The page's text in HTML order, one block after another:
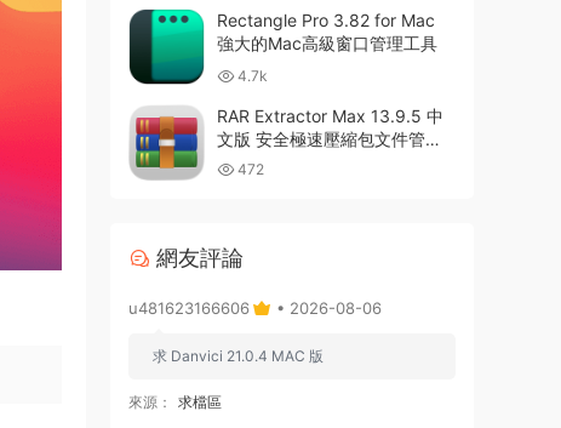
Rectangle Pro 3.82 for Mac
強大的Mac高級窗口管理工具
4.7k
RAR Extractor Max 13.9.5 中
文版 安全極速壓縮包文件管理
器 472
網友評論
u481623166606 • 2026-08-06
求 Danvici 21.0.4 MAC 版
來源： 求檔區